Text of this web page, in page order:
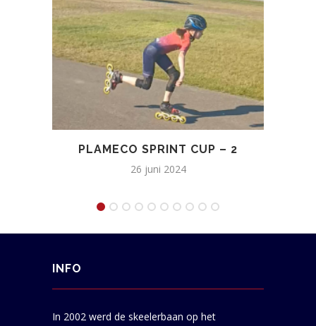
PLAMECO SPRINT CUP – 2
26 juni 2024
INFO
In 2002 werd de skeelerbaan op het